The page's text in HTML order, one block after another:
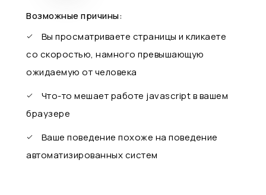
Возможные причины:
Вы просматриваете страницы и кликаете
со скоростью, намного превышающую
ожидаемую от человека
Что-то мешает работе javascript в вашем
браузере
Ваше поведение похоже на поведение
автоматизированных систем